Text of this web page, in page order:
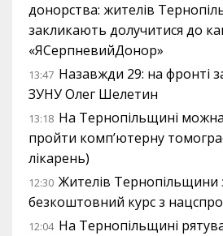
донорства: жителів
закликають долучитися до
«ЯСерпневийДонор»
13:47 Назавжди 29: на фронті
ЗУНУ Олег Шелетин
13:18 На Тернопільщині
пройти комп’ютерну
лікарень)
12:30 Жителів
безкоштовний курс з
12:04 На Тернопільщині